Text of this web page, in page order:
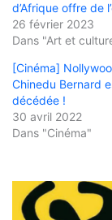
d’Afrique offre de
26 février 2023
Dans "Art et
[Cinéma]
Chinedu Bernard
décédée !
30 avril 2022
Dans "Cinéma"